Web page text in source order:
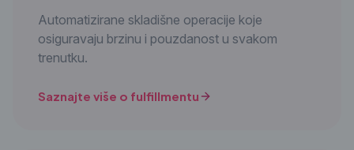
Automatizirane skladišne operacije koje
osiguravaju brzinu i pouzdanost u svakom
trenutku.
Saznajte više o fulfillmentu